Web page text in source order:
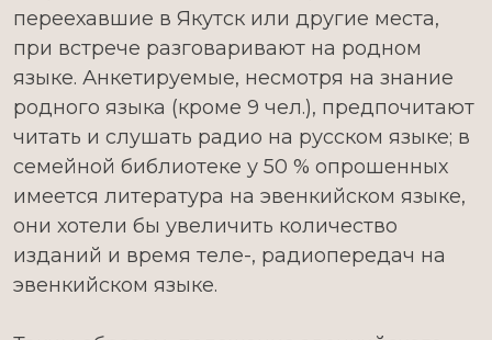
переехавшие в Якутск или другие места,
при встрече разговаривают на родном
языке. Анкетируемые, несмотря на знание
родного языка (кроме 9 чел.), предпочитают
читать и слушать радио на русском языке; в
семейной библиотеке у 50 % опрошенных
имеется литература на эвенкийском языке,
они хотели бы увеличить количество
изданий и время теле-, радиопередач на
эвенкийском языке.